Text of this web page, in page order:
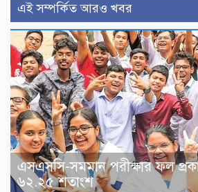
এই সম্পর্কিত আরও খবর
এসএসসি-সমমান পরীক্ষার ফল
৬২.২৫ শতাংশ